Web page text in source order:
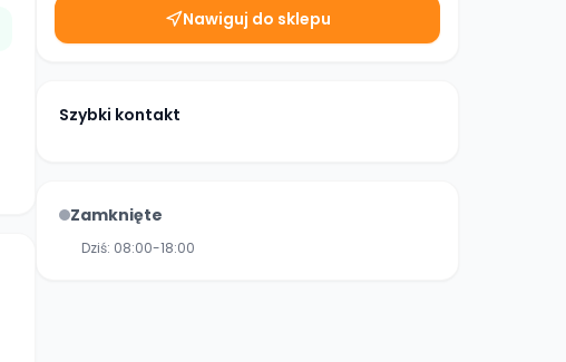
Nawiguj do sklepu
Szybki kontakt
Zamknięte
Dziś: 08:00-18:00